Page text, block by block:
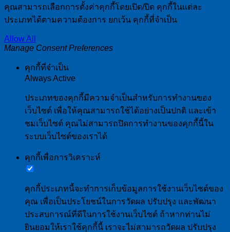
คุณสามารถเลือกการตั้งค่าคุกกี้โดยเปิด/ปิด คุกกี้ในแต่ละ
ประเภทได้ตามความต้องการ ยกเว้น คุกกี้ที่จำเป็น
Allow All
Manage Consent Preferences
คุกกี้ที่จำเป็น
Always Active
ประเภทของคุกกี้มีความจำเป็นสำหรับการทำงานของ
เว็บไซต์ เพื่อให้คุณสามารถใช้ได้อย่างเป็นปกติ และเข้า
ชมเว็บไซต์ คุณไม่สามารถปิดการทำงานของคุกกี้นี้ใน
ระบบเว็บไซต์ของเราได้
คุกกี้เพื่อการวิเคราะห์
คุกกี้ประเภทนี้จะทำการเก็บข้อมูลการใช้งานเว็บไซต์ของ
คุณ เพื่อเป็นประโยชน์ในการวัดผล ปรับปรุง และพัฒนา
ประสบการณ์ที่ดีในการใช้งานเว็บไซต์ ถ้าหากท่านไม่
ยินยอมให้เราใช้คุกกี้นี้ เราจะไม่สามารถวัดผล ปรับปรุง